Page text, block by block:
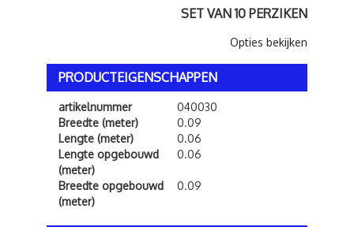
SET VAN 10 PERZIKEN
Opties bekijken
PRODUCTEIGENSCHAPPEN
artikelnummer
040030
Breedte (meter)
0.09
Lengte (meter)
0.06
Lengte opgebouwd
(meter)
0.06
Breedte opgebouwd
(meter)
0.09